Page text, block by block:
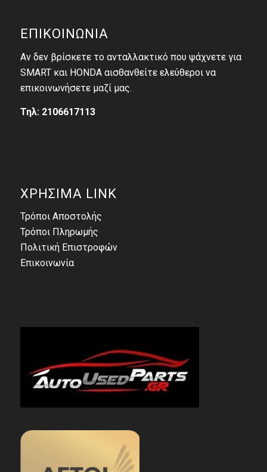
ΕΠΙΚΟΙΝΩΝΙΑ
Αν δεν βρίσκετε το ανταλλακτικό που ψάχνετε για
SMART και HONDA αισθανθείτε ελεύθεροι να
επικοινωνήσετε μαζί μας.
Τηλ: 2106617113
ΧΡΗΣΙΜΑ LINK
Τρόποι Αποστολής
Τρόποι Πληρωμής
Πολιτική Επιστροφών
Επικοινωνία